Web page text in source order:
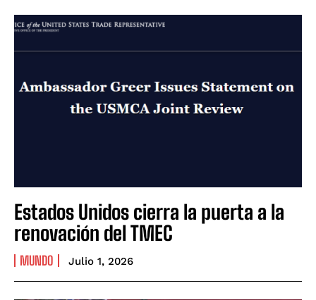
Estados Unidos cierra la puerta a la
renovación del TMEC
MUNDO Julio 1, 2026